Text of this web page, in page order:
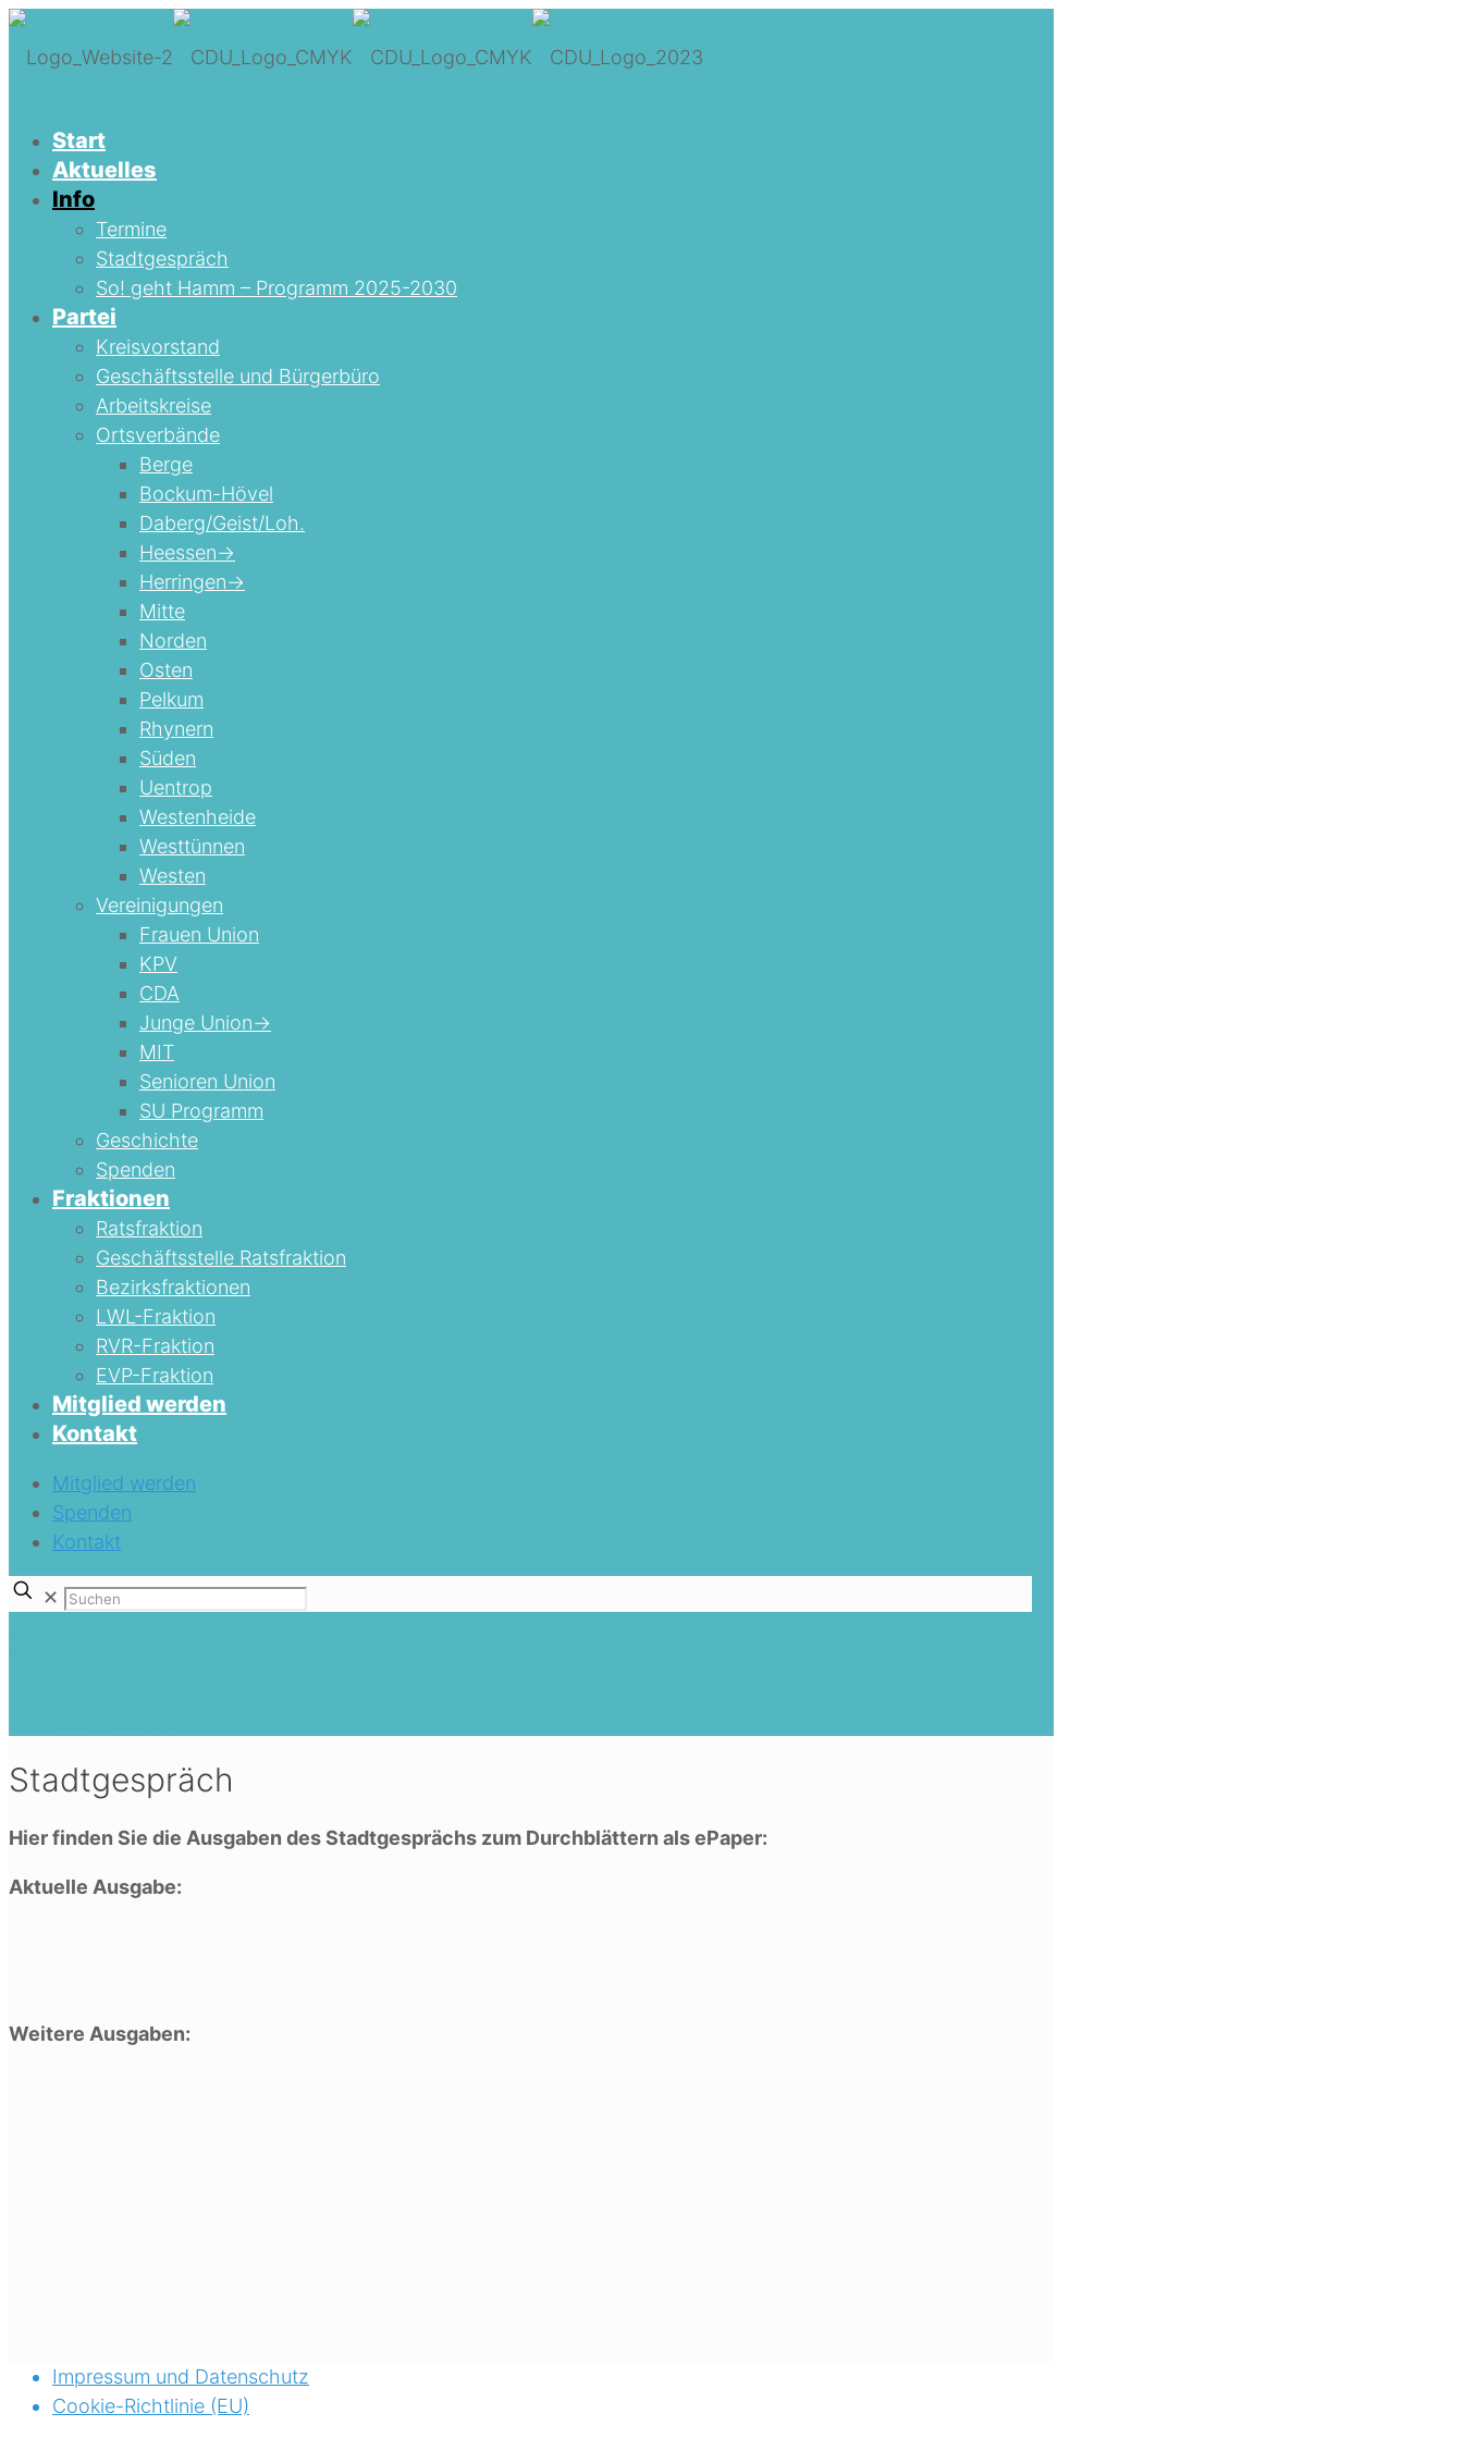
Start
Aktuelles
Info
Termine
Stadtgespräch
So! geht Hamm – Programm 2025-2030
Partei
Kreisvorstand
Geschäftsstelle und Bürgerbüro
Arbeitskreise
Ortsverbände
Berge
Bockum-Hövel
Daberg/Geist/Loh.
Heessen->
Herringen->
Mitte
Norden
Osten
Pelkum
Rhynern
Süden
Uentrop
Westenheide
Westtünnen
Westen
Vereinigungen
Frauen Union
KPV
CDA
Junge Union->
MIT
Senioren Union
SU Programm
Geschichte
Spenden
Fraktionen
Ratsfraktion
Geschäftsstelle Ratsfraktion
Bezirksfraktionen
LWL-Fraktion
RVR-Fraktion
EVP-Fraktion
Mitglied werden
Kontakt
Mitglied werden
Spenden
Kontakt
✕
Stadtgespräch
Hier finden Sie die Ausgaben des Stadtgesprächs zum Durchblättern als ePaper:
Aktuelle Ausgabe:
Weitere Ausgaben:
Impressum und Datenschutz
Cookie-Richtlinie (EU)